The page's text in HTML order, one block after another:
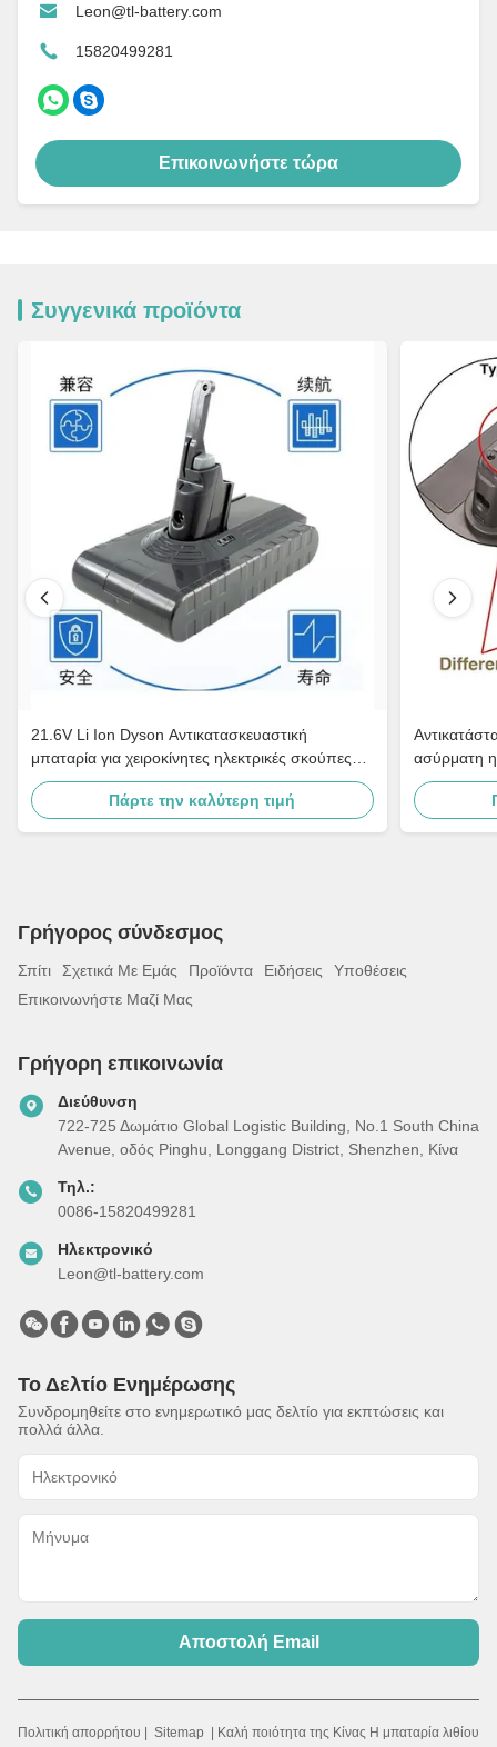
Leon@tl-battery.com
15820499281
Επικοινωνήστε τώρα
Συγγενικά προϊόντα
21.6V Li Ion Dyson Αντικατασκευαστική
μπαταρία για χειροκίνητες ηλεκτρικές σκούπες
V8 V7
Πάρτε την καλύτερη τιμή
ασύρματη
Γρήγορος σύνδεσμος
Σπίτι Σχετικά Με Εμάς Προϊόντα Ειδήσεις
Υποθέσεις
Επικοινωνήστε Μαζί Μας
Γρήγορη επικοινωνία
Διεύθυνση
722-725 Δωμάτιο Global Logistic Building, Νο.1 South China
Avenue, οδός Pinghu, Longgang District, Shenzhen, Κίνα
Τηλ.:
0086-15820499281
Ηλεκτρονικό
Leon@tl-battery.com
Το Δελτίο Ενημέρωσης
Συνδρομηθείτε στο ενημερωτικό μας δελτίο για εκπτώσεις και
πολλά άλλα.
Αποστολή Email
Πολιτική απορρήτου Sitemap | Καλή ποιότητα της Κίνας Η μπαταρία λιθίου